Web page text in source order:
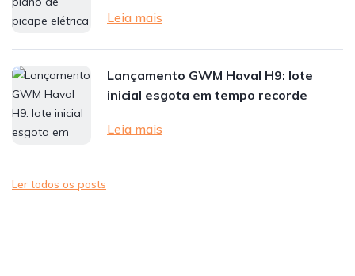
Leia mais
Lançamento GWM Haval H9: lote
inicial esgota em tempo recorde
Leia mais
Ler todos os posts